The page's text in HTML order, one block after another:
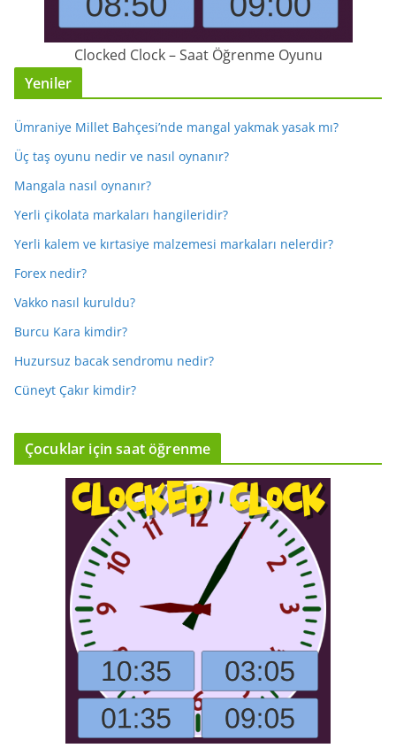
Clocked Clock – Saat Öğrenme Oyunu
Yeniler
Ümraniye Millet Bahçesi’nde mangal yakmak yasak mı?
Üç taş oyunu nedir ve nasıl oynanır?
Mangala nasıl oynanır?
Yerli çikolata markaları hangileridir?
Yerli kalem ve kırtasiye malzemesi markaları nelerdir?
Forex nedir?
Vakko nasıl kuruldu?
Burcu Kara kimdir?
Huzursuz bacak sendromu nedir?
Cüneyt Çakır kimdir?
Çocuklar için saat öğrenme